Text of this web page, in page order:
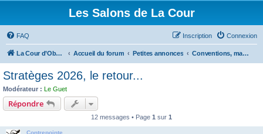
Les Salons de La Cour
FAQ Connexion
Inscription
La Cour d’Obéron Accueil du forum Petites annonces Conventions, manifestations diverses
Stratèges 2026, le retour...
Modérateur : Le Guet
Répondre
12 messages • Page 1 sur 1
Contrepointe